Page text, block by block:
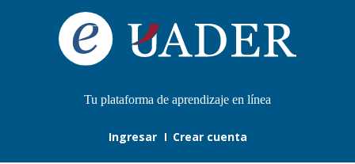
contenido
Tu plataforma de aprendizaje en línea
Ingresar Crear cuenta